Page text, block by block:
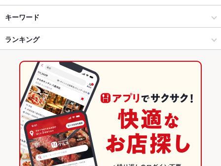
高知市 × 居酒屋
高知市 × 創作
蓮池町通駅 × 居酒屋
蓮池町通駅 × 創作
創作料理
高知市 × 創作料理
帯屋町・追手筋・知寄町 × 居酒屋
帯屋町・追手筋・知寄町 × 創作
帯屋町・追手筋・知寄町 × 創作料理
帯屋町・追手筋・知寄町 × 和風
高知 × 居酒屋
高知 × 創作
高知駅
蓮池町通駅
はりまや橋駅
キーワード
からあげ
チャーハン エビチリ 牛タン
ランキング
高知のグルメランキング
高知の居酒屋ランキング
高知市のグルメランキング
高知市の居酒屋ランキング
帯屋町・追手筋・知寄町のグルメランキング